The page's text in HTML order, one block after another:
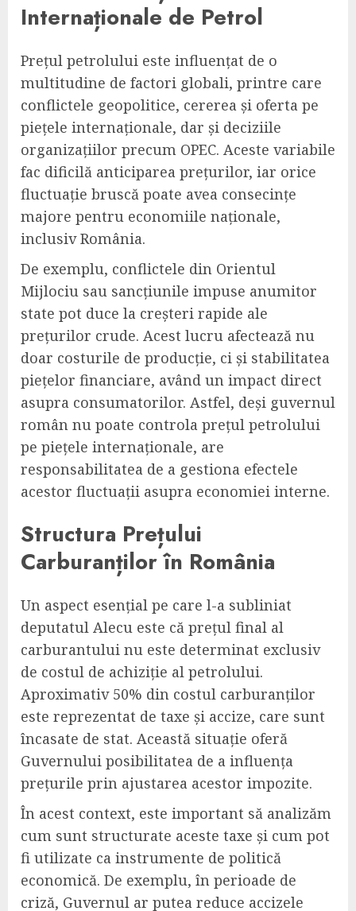
Internaționale de Petrol
Prețul petrolului este influențat de o
multitudine de factori globali, printre care
conflictele geopolitice, cererea și oferta pe
piețele internaționale, dar și deciziile
organizațiilor precum OPEC. Aceste variabile
fac dificilă anticiparea prețurilor, iar orice
fluctuație bruscă poate avea consecințe
majore pentru economiile naționale,
inclusiv România.
De exemplu, conflictele din Orientul
Mijlociu sau sancțiunile impuse anumitor
state pot duce la creșteri rapide ale
prețurilor crude. Acest lucru afectează nu
doar costurile de producție, ci și stabilitatea
piețelor financiare, având un impact direct
asupra consumatorilor. Astfel, deși guvernul
român nu poate controla prețul petrolului
pe piețele internaționale, are
responsabilitatea de a gestiona efectele
acestor fluctuații asupra economiei interne.
Structura Prețului
Carburanților în România
Un aspect esențial pe care l-a subliniat
deputatul Alecu este că prețul final al
carburantului nu este determinat exclusiv
de costul de achiziție al petrolului.
Aproximativ 50% din costul carburanților
este reprezentat de taxe și accize, care sunt
încasate de stat. Această situație oferă
Guvernului posibilitatea de a influența
prețurile prin ajustarea acestor impozite.
În acest context, este important să analizăm
cum sunt structurate aceste taxe și cum pot
fi utilizate ca instrumente de politică
economică. De exemplu, în perioade de
criză, Guvernul ar putea reduce accizele